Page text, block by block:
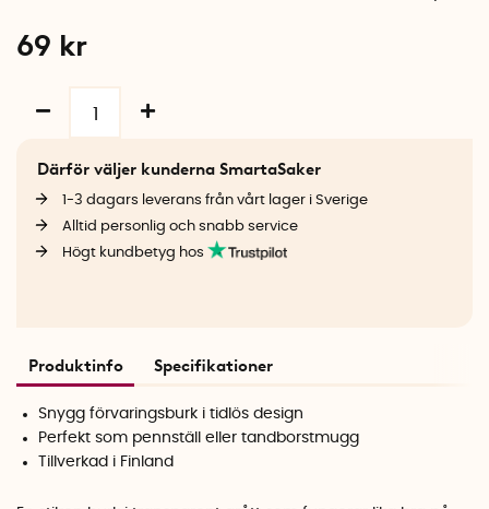
69 kr
Därför väljer kunderna SmartaSaker
1-3 dagars leverans från vårt lager i Sverige
Alltid personlig och snabb service
Högt kundbetyg hos
Produktinfo Specifikationer
Snygg förvaringsburk i tidlös design
Perfekt som pennställ eller tandborstmugg
Tillverkad i Finland